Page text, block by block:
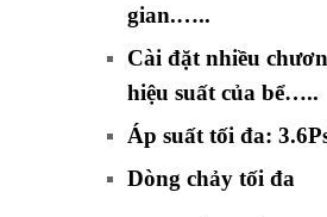
gian.…..
Cài đặt nhiều
hiệu suất của bể…..
Áp suất tối đa:
Dòng chảy tối đa